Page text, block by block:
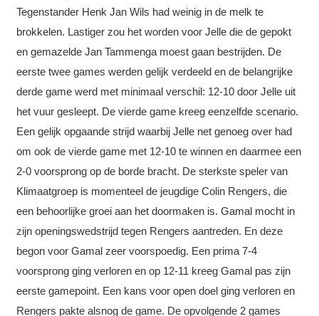
Tegenstander Henk Jan Wils had weinig in de melk te
brokkelen. Lastiger zou het worden voor Jelle die de gepokt
en gemazelde Jan Tammenga moest gaan bestrijden. De
eerste twee games werden gelijk verdeeld en de belangrijke
derde game werd met minimaal verschil: 12-10 door Jelle uit
het vuur gesleept. De vierde game kreeg eenzelfde scenario.
Een gelijk opgaande strijd waarbij Jelle net genoeg over had
om ook de vierde game met 12-10 te winnen en daarmee een
2-0 voorsprong op de borde bracht. De sterkste speler van
Klimaatgroep is momenteel de jeugdige Colin Rengers, die
een behoorlijke groei aan het doormaken is. Gamal mocht in
zijn openingswedstrijd tegen Rengers aantreden. En deze
begon voor Gamal zeer voorspoedig. Een prima 7-4
voorsprong ging verloren en op 12-11 kreeg Gamal pas zijn
eerste gamepoint. Een kans voor open doel ging verloren en
Rengers pakte alsnog de game. De opvolgende 2 games